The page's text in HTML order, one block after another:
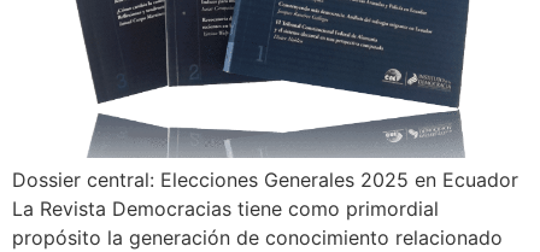
Dossier central: Elecciones Generales 2025 en Ecuador
La Revista Democracias tiene como primordial
propósito la generación de conocimiento relacionado